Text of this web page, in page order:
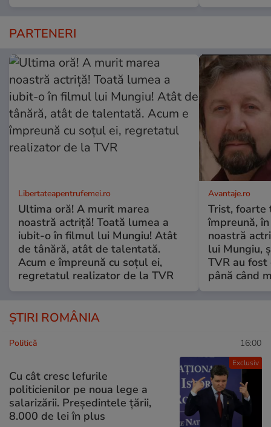
PARTENERI
Libertateapentrufemei.ro
Ultima oră! A murit marea
noastră actriță! Toată lumea a
iubit-o în filmul lui Mungiu! Atât
de tânără, atât de talentată.
Acum e împreună cu soțul ei,
regretatul realizator de la TVR
Avantaje.ro
Trist, foarte
împreună,
noastră
lui Mungiu,
TVR au
până când
ȘTIRI ROMÂNIA
Exclusiv
Politică 16:00
Cu cât cresc lefurile
politicienilor pe noua lege a
salarizării. Președintele țării,
8.000 de lei în plus